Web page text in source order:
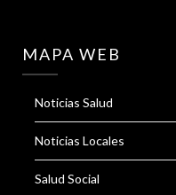
MAPA WEB
Noticias Salud
Noticias Locales
Salud Social